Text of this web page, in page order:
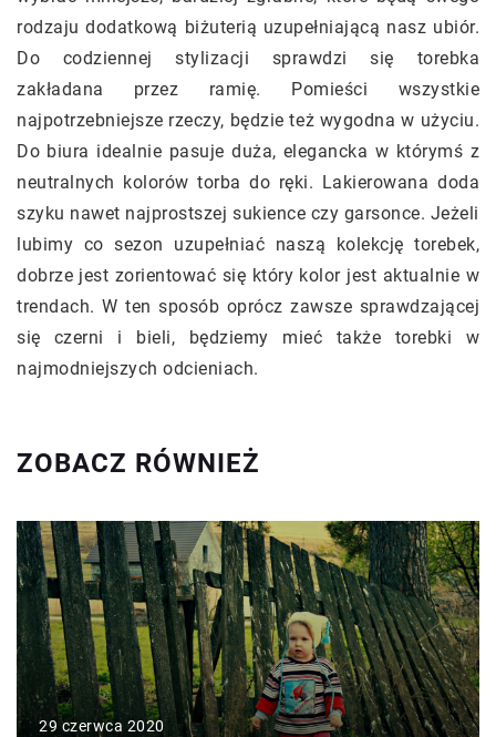
rodzaju dodatkową biżuterią uzupełniającą nasz ubiór.
Do codziennej stylizacji sprawdzi się torebka
zakładana przez ramię. Pomieści wszystkie
najpotrzebniejsze rzeczy, będzie też wygodna w użyciu.
Do biura idealnie pasuje duża, elegancka w którymś z
neutralnych kolorów torba do ręki. Lakierowana doda
szyku nawet najprostszej sukience czy garsonce. Jeżeli
lubimy co sezon uzupełniać naszą kolekcję torebek,
dobrze jest zorientować się który kolor jest aktualnie w
trendach. W ten sposób oprócz zawsze sprawdzającej
się czerni i bieli, będziemy mieć także torebki w
najmodniejszych odcieniach.
ZOBACZ RÓWNIEŻ
29 czerwca 2020